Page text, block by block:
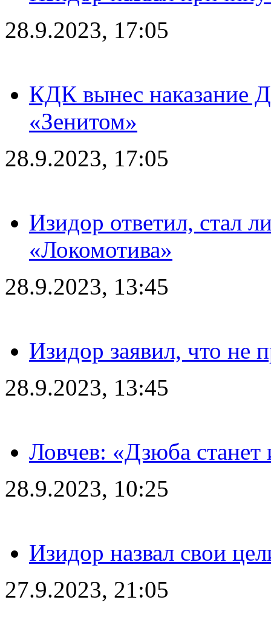
28.9.2023, 17:05
КДК вынес наказание
«Зенитом»
28.9.2023, 17:05
Изидор ответил, стал
«Локомотива»
28.9.2023, 13:45
Изидор заявил, что не
28.9.2023, 13:45
Ловчев: «Дзюба станет
28.9.2023, 10:25
Изидор назвал свои
27.9.2023, 21:05